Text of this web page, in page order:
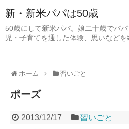
新・新米パパは50歳
50歳にして新米パパ。娘二十歳でパ
児・子育てを通した体験、思いなどを
ホーム 習いごと
ポーズ
2013/12/17 習いごと